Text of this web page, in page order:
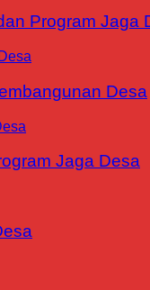
Program Jaga
Desa
Jaga Desa